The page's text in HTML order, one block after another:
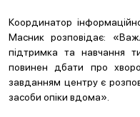
Координатор
Масник розповідає:
підтримка та навчання
повинен дбати про
завданням центру є
засоби опіки вдома».